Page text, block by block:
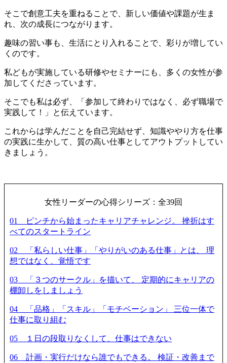
そこで創意工夫を重ねる ことで、 新しい価値や課題が生ま
れ 、次の成長につながります。
趣味の習い事も、生活にとり入れることで、彩りが増してい
くのです。
私どもが実施している研修やセミナーにも、多くの女性が参
加してくださっています。
そこでも私は必ず、「参加して終わりではなく、必ず職場で
実践して！」と伝えています。
これからは学んだことを自己完結せず 、知識ややり方を仕事
の実践に生かして、 質の高い仕事としてアウトプット してい
きましょう。
女性リーダーの心得シリーズ：全39回
01 ピンチから始まったキャリアチャレンジ。 挫折はす
べてのスタートライン
02 「私らしい仕事」「やりがいのある仕事」とは、 理
想ではなく、覚悟です
03 「３つのサークル」を描いて、 定期的にキャリアの
棚卸しをしましょう
04 「品格」「スキル」「モチベーション」 三位一体で
仕事に取り組む
05 １日の段取りなくして、仕事はできない
06 計画・実行だけなら誰でもできる。 検証・改善まで